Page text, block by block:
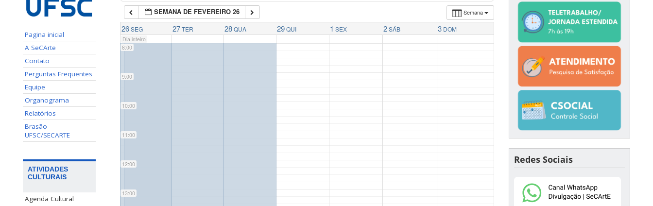
Pagina inicial
A SeCArte
Contato
Perguntas Frequentes
Equipe
Organograma
Relatórios
Brasão
UFSC/SECARTE
ATIVIDADES
CULTURAIS
Agenda Cultural
Semana
SEMANA DE FEVEREIRO 26
26 SEG 27 TER 28 QUA 29 QUI 1 SEX 2 SÁB 3 DOM
Dia inteiro
7:00
8:00
9:00
10:00
11:00
12:00
13:00
Redes Sociais